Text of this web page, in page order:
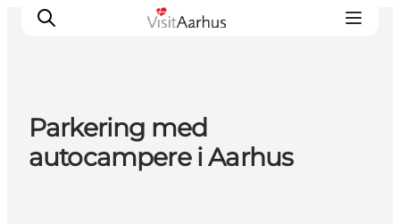
Oplevelser
Parkering med
autocampere i Aarhus